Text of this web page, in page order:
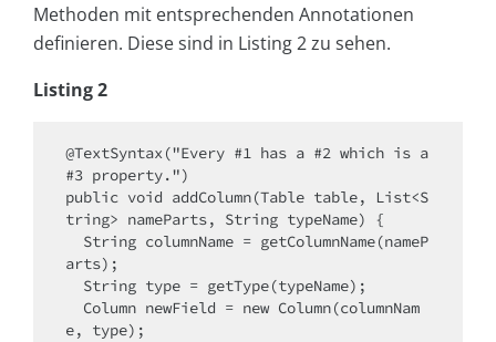
Methoden mit entsprechenden Annotationen
definieren. Diese sind in Listing 2 zu sehen.
Listing 2
@TextSyntax("Every #1 has a #2 which is a
#3 property.")
public void addColumn(Table table, List<S
tring> nameParts, String typeName) {
arts);
e, type);